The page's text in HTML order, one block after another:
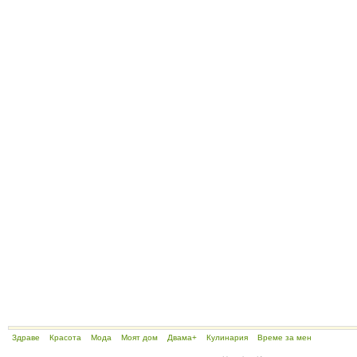
Здраве Красота Мода Моят дом Двама+ Кулинария Време за мен